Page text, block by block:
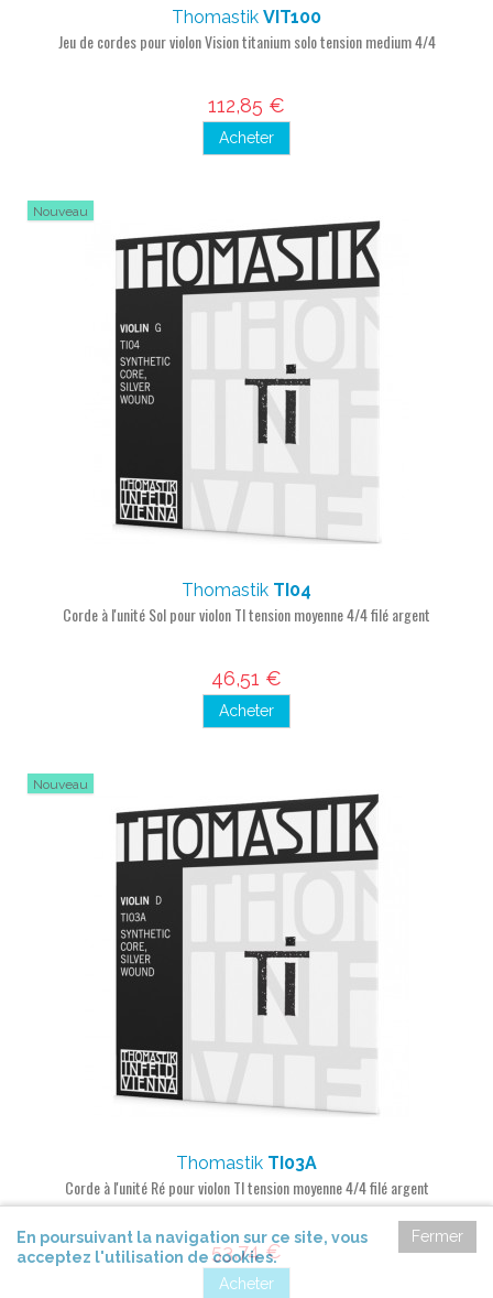
Thomastik VIT100
Jeu de cordes pour violon Vision titanium solo tension medium 4/4
112,85 €
Acheter
Nouveau
Thomastik TI04
Corde à l'unité Sol pour violon TI tension moyenne 4/4 filé argent
46,51 €
Acheter
Nouveau
Thomastik TI03A
Corde à l'unité Ré pour violon TI tension moyenne 4/4 filé argent
53,74 €
Acheter
Fermer
En poursuivant la navigation sur ce site, vous
acceptez l'utilisation de cookies.